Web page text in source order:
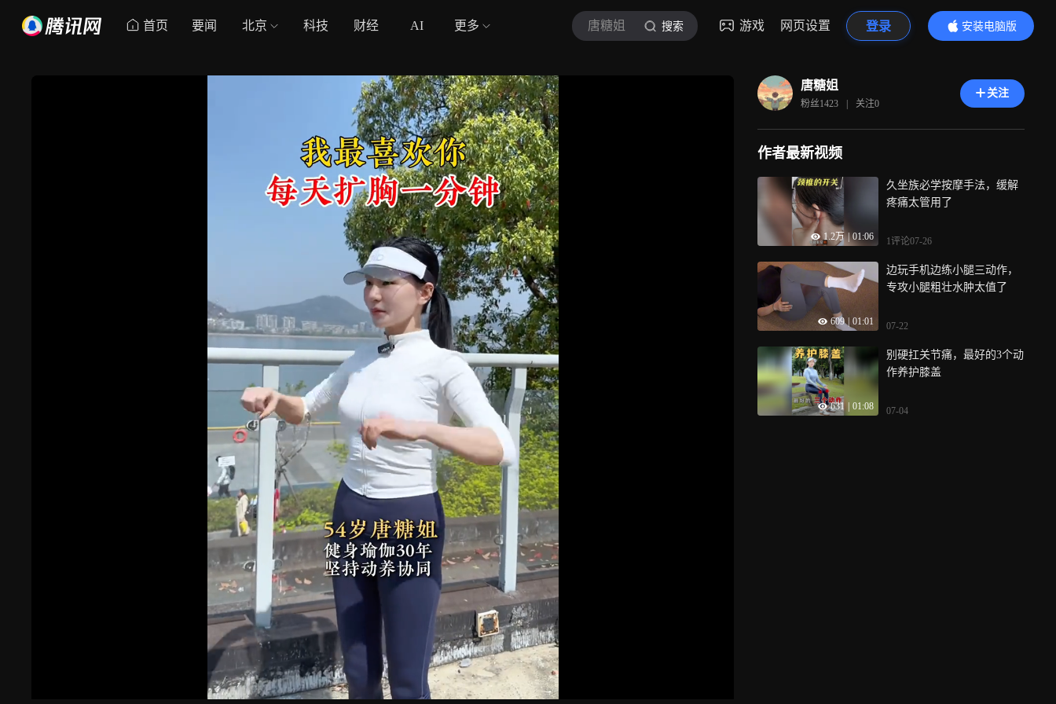
首页 要闻 北京 科技 财经 AI 更多 唐糖姐 搜索 游戏 网页设置 登录
安装电脑版
内容更精彩
唐糖姐
粉丝1423 | 关注0
关注
作者最新视频
1.2万 | 01:06
久坐族必学按摩手法，缓解
疼痛太管用了
1评论07-26
609 01:01
边玩手机边练小腿三动作，
专攻小腿粗壮水肿太值了
07-22
631 01:08
别硬扛关节痛，最好的3个动
作养护膝盖
07-04